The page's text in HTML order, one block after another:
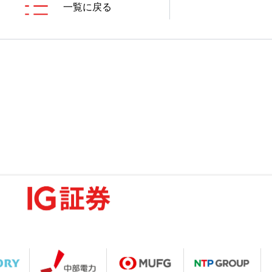
一覧に戻る